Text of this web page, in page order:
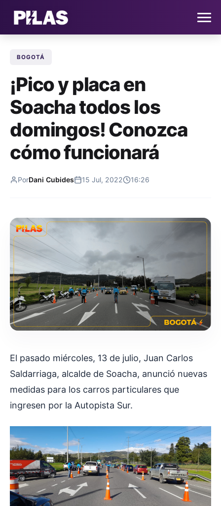
NOTICIAS
QUIÉNES SOMOS
CONTACTO
SUSCRÍBETE
BOGOTÁ
¡Pico y placa en
Soacha todos los
domingos! Conozca
cómo funcionará
PorDani Cubides 15 Jul, 2022 16:26
El pasado miércoles, 13 de julio, Juan Carlos
Saldarriaga, alcalde de Soacha, anunció nuevas
medidas para los carros particulares que
ingresen por la Autopista Sur.